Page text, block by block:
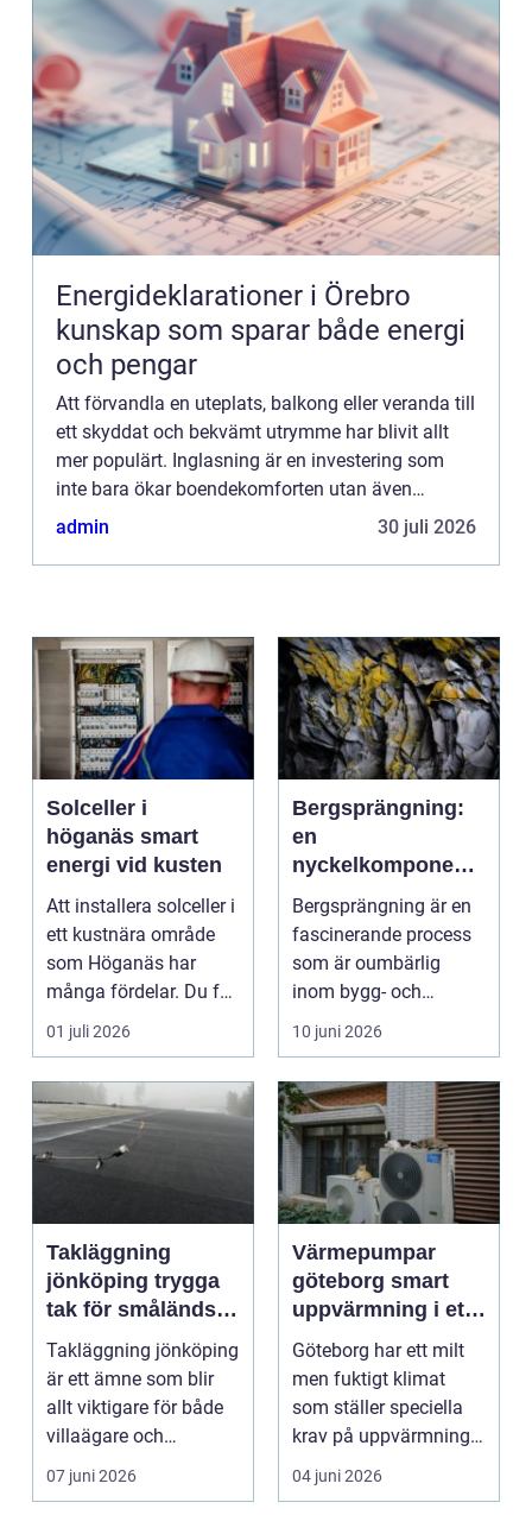
Energideklarationer i Örebro
kunskap som sparar både energi
och pengar
Att förvandla en uteplats, balkong eller veranda till
ett skyddat och bekvämt utrymme har blivit allt
mer populärt. Inglasning är en investering som
inte bara ökar boendekomforten utan även
fastighetens värde. I den...
admin 30 juli 2026
Solceller i
höganäs smart
energi vid kusten
Att installera solceller i
ett kustnära område
som Höganäs har
många fördelar. Du får
lägre elkostna...
01 juli 2026
Bergsprängning:
en
nyckelkomponent i
modern
konstruktion
Bergsprängning är en
fascinerande process
som är oumbärlig
inom bygg- och
anl&au...
10 juni 2026
Takläggning
jönköping trygga
tak för småländskt
väder
Takläggning jönköping
är ett ämne som blir
allt viktigare för både
villaägare och
fastighetsägare i ...
07 juni 2026
Värmepumpar
göteborg smart
uppvärmning i ett
kustklimat
Göteborg har ett milt
men fuktigt klimat
som ställer speciella
krav på uppvärmning.
Vind, regn och s...
04 juni 2026